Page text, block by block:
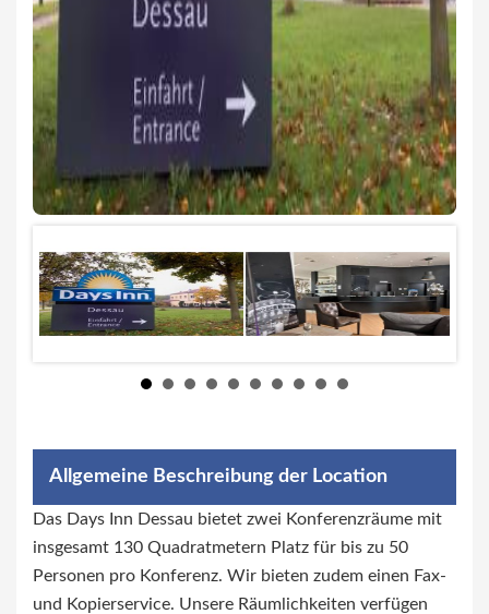
Allgemeine Beschreibung der Location
Das Days Inn Dessau bietet zwei Konferenzräume mit
insgesamt 130 Quadratmetern Platz für bis zu 50
Personen pro Konferenz. Wir bieten zudem einen Fax-
und Kopierservice. Unsere Räumlichkeiten verfügen